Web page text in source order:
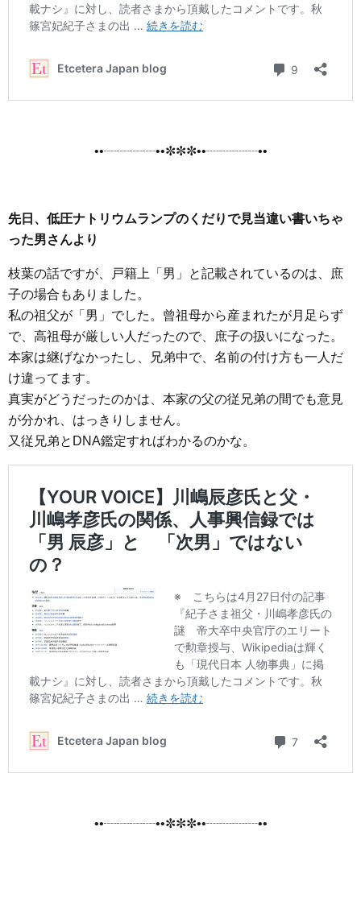
••┈┈┈┈••✼✼✼••┈┈┈┈••
先日、低圧ナトリウムランプのくだりで見当違い書いちゃ
った男さんより
枝葉の話ですが、戸籍上「男」と記載されているのは、庶
子の場合もありました。
私の祖父が「男」でした。曾祖母から産まれたが月足らず
で、高祖母が厳しい人だったので、庶子の扱いになった。
本家は継げなかったし、兄弟中で、名前の付け方も一人だ
け違ってます。
真実がどうだったのかは、本家の父の従兄弟の間でも意見
が分かれ、はっきりしません。
又従兄弟とDNA鑑定すればわかるのかな。
••┈┈┈┈••✼✼✼••┈┈┈┈••